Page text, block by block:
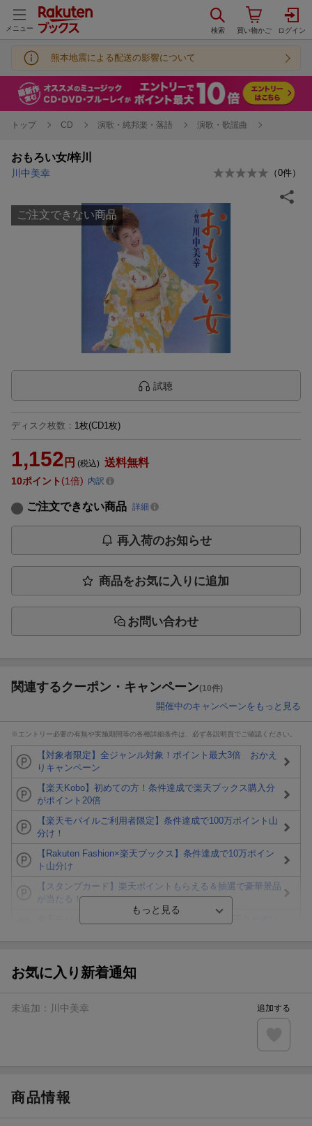
メニュー
熊本地震による配送の影響について
トップ CD 演歌・純邦楽・落語 演歌・歌謡曲
おもろい女/梓川
川中美幸 （0件）
ご注文できない商品
試聴
ディスク枚数 ： 1枚(CD1枚)
1,152 円 (税込) 送料無料
10ポイント 1倍 内訳
ご注文できない商品 詳細
再入荷のお知らせ
商品をお気に入りに追加
お問い合わせ
関連するクーポン・キャンペーン(10件)
開催中のキャンペーンをもっと見る
※エントリー必要の有無や実施期間等の各種詳細条件は、必ず各説明頁でご確認ください。
【対象者限定】全ジャンル対象！ポイント最大3倍 おかえ
りキャンペーン
【楽天Kobo】初めての方！条件達成で楽天ブックス購入分
がポイント20倍
【楽天モバイルご利用者限定】条件達成で100万ポイント山
分け！
【Rakuten Fashion×楽天ブックス】条件達成で10万ポイン
ト山分け
【スタンプカード】楽天ポイントもらえる＆抽選で豪華景品
が当たる！
が当たる
【楽天24】日用品の楽天24と楽天ブックス買いまわりでク
お気に入り新着通知
未追加： 川中美幸 追加する
商品情報